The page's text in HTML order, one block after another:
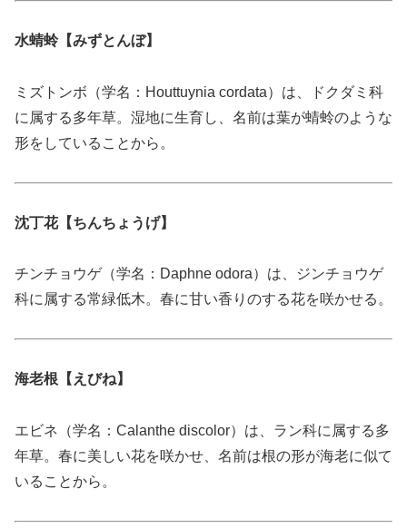
水蜻蛉【みずとんぼ】
ミズトンボ（学名：Houttuynia cordata）は、ドクダミ科
に属する多年草。湿地に生育し、名前は葉が蜻蛉のような
形をしていることから。
沈丁花【ちんちょうげ】
チンチョウゲ（学名：Daphne odora）は、ジンチョウゲ
科に属する常緑低木。春に甘い香りのする花を咲かせる。
海老根【えびね】
エビネ（学名：Calanthe discolor）は、ラン科に属する多
年草。春に美しい花を咲かせ、名前は根の形が海老に似て
いることから。